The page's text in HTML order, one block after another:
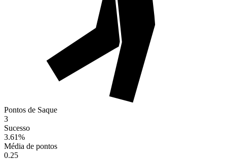
Pontos de Saque
3
Sucesso
3.61%
Média de pontos
0.25